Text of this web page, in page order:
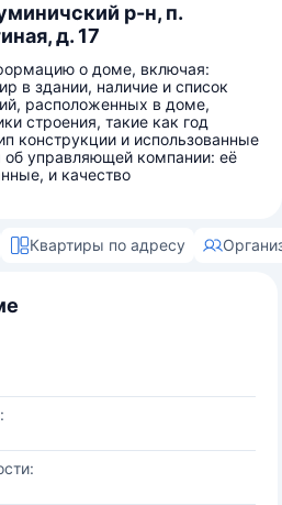
р-н, п.
д. 17
о доме, включая:
в здании, наличие и список
расположенных в доме,
строения, такие как год
конструкции и использованные
управляющей компании: её
и качество
Квартиры по адресу